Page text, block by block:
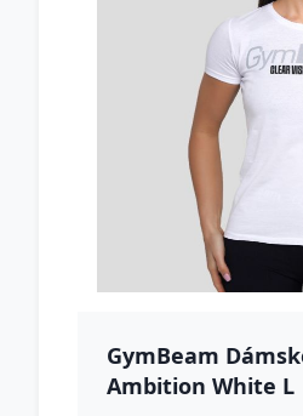
GymBeam
Ambition White L